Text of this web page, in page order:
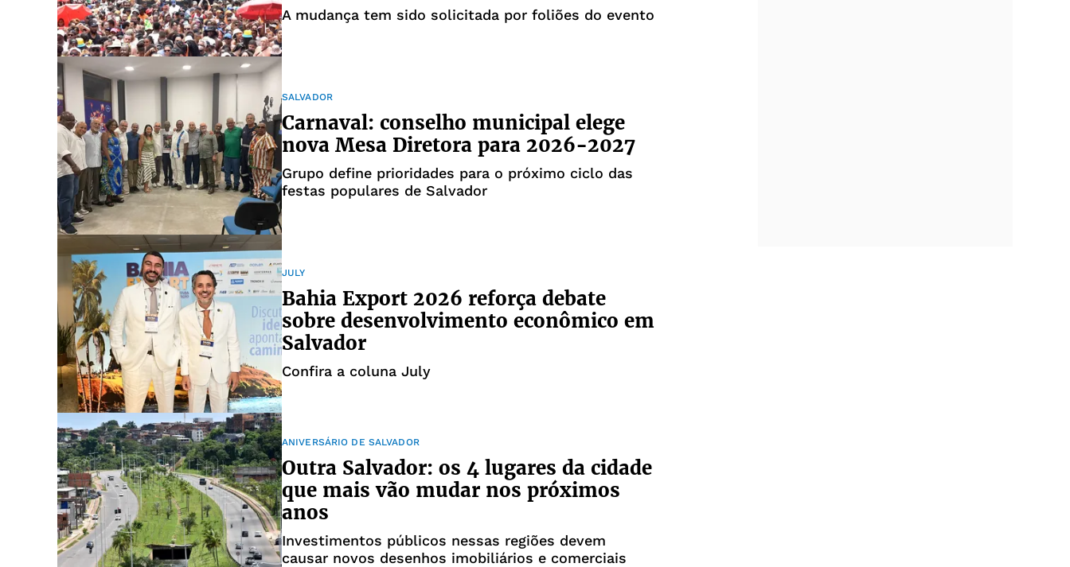
A mudança tem sido solicitada por foliões do evento
SALVADOR
Carnaval: conselho municipal elege
nova Mesa Diretora para 2026-2027
Grupo define prioridades para o próximo ciclo das
festas populares de Salvador
JULY
Bahia Export 2026 reforça debate
sobre desenvolvimento econômico em
Salvador
Confira a coluna July
ANIVERSÁRIO DE SALVADOR
Outra Salvador: os 4 lugares da cidade
que mais vão mudar nos próximos
anos
Investimentos públicos nessas regiões devem
causar novos desenhos imobiliários e comerciais